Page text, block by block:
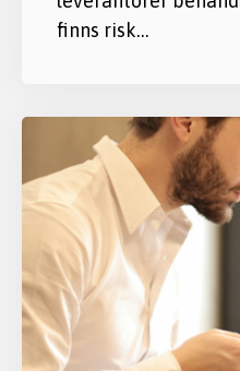
finns risk…